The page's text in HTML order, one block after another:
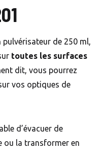
de 250 ml,
toutes les surfaces
dit, vous pourrez
vos optiques de
d’évacuer de
ou la transformer en